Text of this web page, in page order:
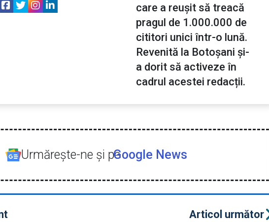
care a reușit să treacă
pragul de 1.000.000 de
cititori unici într-o lună.
Revenită la Botoșani și-
a dorit să activeze în
cadrul acestei redacții.
Urmăreşte-ne şi peGoogle News
Articol următor